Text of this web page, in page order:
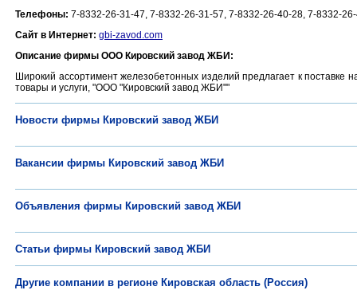
Телефоны: 7-8332-26-31-47, 7-8332-26-31-57, 7-8332-26-40-28, 7-8332-
Сайт в Интернет: gbi-zavod.com
Описание фирмы ООО Кировский завод ЖБИ:
Широкий ассортимент железобетонных изделий предлагает к
товары и услуги, "ООО "Кировский завод ЖБИ""
Новости фирмы Кировский завод ЖБИ
Вакансии фирмы Кировский завод ЖБИ
Объявления фирмы Кировский завод ЖБИ
Статьи фирмы Кировский завод ЖБИ
Другие компании в регионе Кировская область (Россия)